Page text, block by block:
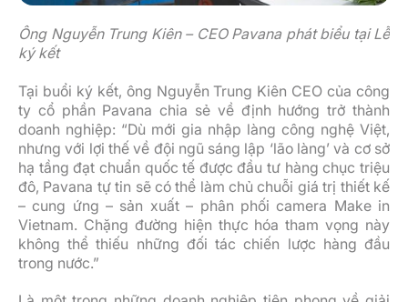
Ông Nguyễn Trung Kiên – CEO Pavana phát biểu tại Lễ
ký kết
Tại buổi ký kết, ông Nguyễn Trung Kiên CEO của công
ty cổ phần Pavana chia sẻ về định hướng trở thành
doanh nghiệp: “Dù mới gia nhập làng công nghệ Việt,
nhưng với lợi thế về đội ngũ sáng lập ‘lão làng’ và cơ sở
hạ tầng đạt chuẩn quốc tế được đầu tư hàng chục triệu
đô, Pavana tự tin sẽ có thể làm chủ chuỗi giá trị thiết kế
– cung ứng – sản xuất – phân phối camera Make in
Vietnam. Chặng đường hiện thực hóa tham vọng này
không thể thiếu những đối tác chiến lược hàng đầu
trong nước.”